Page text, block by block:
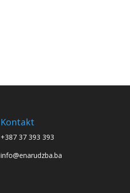
Kontakt
+387 37 393 393
info@enarudzba.ba